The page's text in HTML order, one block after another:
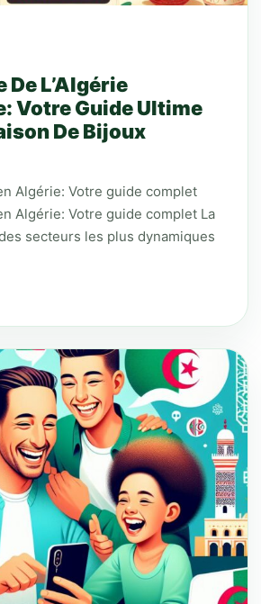
L’Algérie
Votre Guide Ultime
De Bijoux
Algérie: Votre guide complet
Algérie: Votre guide complet La
secteurs les plus dynamiques